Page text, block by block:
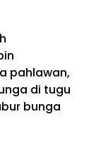
pahlawan,
di tugu
bunga